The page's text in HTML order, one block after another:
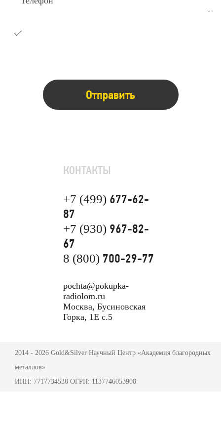
КОНТАКТЫ
+7 (499) 677-62-
87
+7 (930) 967-82-
67
8 (800) 700-29-77
pochta@pokupka-
radiolom.ru
Москва, Бусиновская
Горка, 1Е с.5
2014 - 2026 Gold&Silver Научный Центр «Академия благородных
металлов»
ИНН: 7717734538 ОГРН: 1137746053908